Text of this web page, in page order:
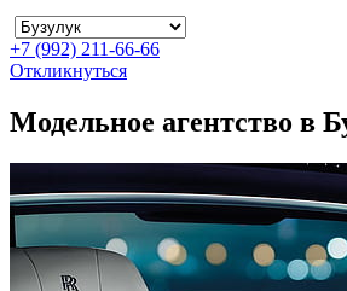
+7 (992) 211-66-66
Откликнуться
Модельное агентство в